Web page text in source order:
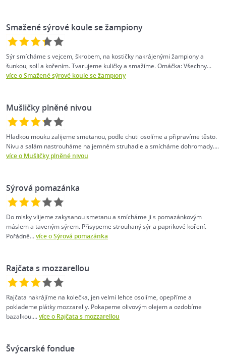
Smažené sýrové koule se žampiony
Sýr smícháme s vejcem, škrobem, na kostičky nakrájenými žampiony a
šunkou, solí a kořením. Tvarujeme kuličky a smažíme. Omáčka: Všechny...
více o Smažené sýrové koule se žampiony
Mušličky plněné nivou
Hladkou mouku zalijeme smetanou, podle chuti osolíme a připravíme těsto.
Nivu a salám nastrouháme na jemném struhadle a smícháme dohromady....
více o Mušličky plněné nivou
Sýrová pomazánka
Do misky vlijeme zakysanou smetanu a smícháme ji s pomazánkovým
máslem a taveným sýrem. Přisypeme strouhaný sýr a paprikové koření.
Pořádně...více o Sýrová pomazánka
Rajčata s mozzarellou
Rajčata nakrájíme na kolečka, jen velmi lehce osolíme, opepříme a
poklademe plátky mozzarelly. Pokapeme olivovým olejem a ozdobíme
bazalkou....více o Rajčata s mozzarellou
Švýcarské fondue